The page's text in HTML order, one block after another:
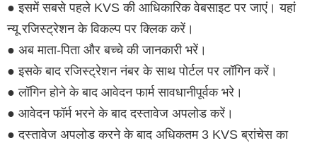
● इसमें सबसे पहले KVS की आधिकारिक वेबसाइट पर जाएं। यहां
न्यू रजिस्ट्रेशन के विकल्प पर क्लिक करें।
● अब माता-पिता और बच्चे की जानकारी भरें।
● इसके बाद रजिस्ट्रेशन नंबर के साथ पोर्टल पर लॉगिन करें।
● लॉगिन होने के बाद आवेदन फार्म सावधानीपूर्वक भरे।
● आवेदन फॉर्म भरने के बाद दस्तावेज अपलोड करें।
● दस्तावेज अपलोड करने के बाद अधिकतम 3 KVS ब्रांचेस का